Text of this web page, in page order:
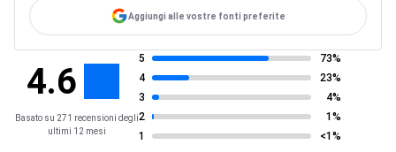
Aggiungi alle vostre fonti preferite
4.6
Basato su 271 recensioni degli
ultimi 12 mesi
5
73%
4
23%
3
4%
2
1%
1
<1%